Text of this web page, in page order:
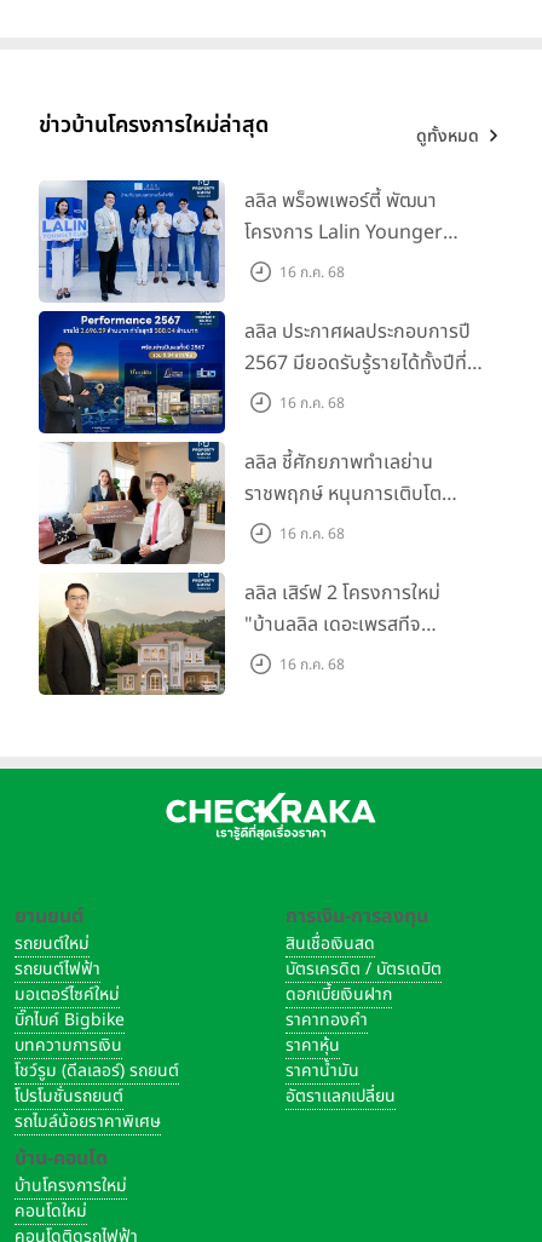
ข่าวบ้านโครงการใหม่ล่าสุด ดูทั้งหมด
ลลิล พร็อพเพอร์ตี้ พัฒนา
โครงการ Lalin Younger
Club ส่งเสริมผู้นำรุ่นใหม่
16 ก.ค. 68
ลลิล ประกาศผลประกอบการปี
2567 มียอดรับรู้รายได้ทั้งปีที่
3,696.59 ล้านบาท กำไรสุทธิ
ปันผลทั้งปี 2567 รวม 0.34
บาท/หุ้น
16 ก.ค. 68
ลลิล ชี้ศักยภาพทำเลย่าน
ราชพฤกษ์ หนุนการเติบโต
ตลาดที่อยู่อาศัย พร้อมเปิดตัว
ราชพฤกษ์-345" มูลค่า 600
ลบ.
16 ก.ค. 68
ลลิล เสิร์ฟ 2 โครงการใหม่
"บ้านลลิล เดอะเพรสทีจ
ราชบุรี" และ "ไลโอ ราชบุรี"
16 ก.ค. 68
ยานยนต์
รถยนต์ใหม่
รถยนต์ไฟฟ้า
มอเตอร์ไซค์ใหม่
บิ๊กไบค์ Bigbike
บทความการเงิน
โชว์รูม (ดีลเลอร์) รถยนต์
โปรโมชั่นรถยนต์
รถไมล์น้อยราคาพิเศษ
บ้าน-คอนโด
บ้านโครงการใหม่
คอนโดใหม่
การเงิน-การลงทุน
สินเชื่อเงินสด
บัตรเครดิต / บัตรเดบิต
ดอกเบี้ยเงินฝาก
ราคาทองคำ
ราคาหุ้น
ราคาน้ำมัน
อัตราแลกเปลี่ยน